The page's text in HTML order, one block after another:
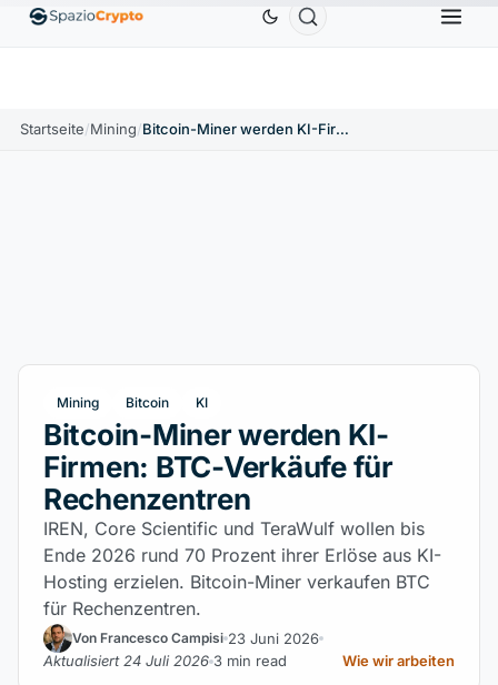
EthereumETH1.880,58 $ Tether USDT0,9991 $ BNBBNB
Startseite/Mining/ Bitcoin-Miner werden KI-Firmen: BTC-Verkäufe für Rechenzentren
Mining Bitcoin KI
Bitcoin-Miner werden KI-
Firmen: BTC-Verkäufe für
Rechenzentren
IREN, Core Scientific und TeraWulf wollen bis
Ende 2026 rund 70 Prozent ihrer Erlöse aus KI-
Hosting erzielen. Bitcoin-Miner verkaufen BTC
für Rechenzentren.
Von Francesco Campisi 23 Juni 2026
Aktualisiert 24 Juli 2026 3 min read Wie wir arbeiten